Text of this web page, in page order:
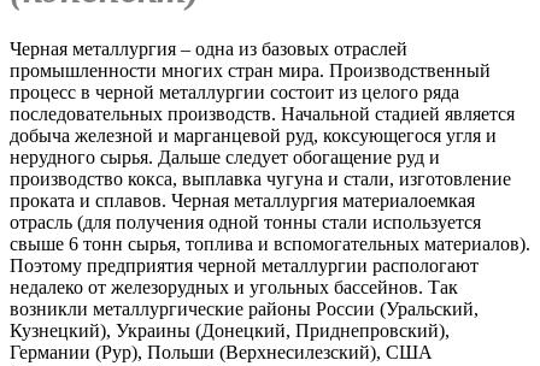
Черная металлургия – одна из базовых отраслей
промышленности многих стран мира. Производственный
процесс в черной металлургии состоит из целого ряда
последовательных производств. Начальной стадией является
добыча железной и марганцевой руд, коксующегося угля и
нерудного сырья. Дальше следует обогащение руд и
производство кокса, выплавка чугуна и стали, изготовление
проката и сплавов. Черная металлургия материалоемкая
отрасль (для получения одной тонны стали используется
свыше 6 тонн сырья, топлива и вспомогательных материалов).
Поэтому предприятия черной металлургии распологают
недалеко от железорудных и угольных бассейнов. Так
возникли металлургические районы России (Уральский,
Кузнецкий), Украины (Донецкий, Приднепровский),
Германии (Рур), Польши (Верхнесилезский), США